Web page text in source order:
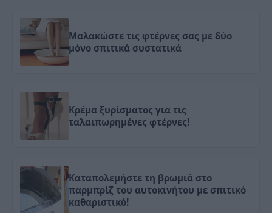
Μαλακώστε τις φτέρνες σας με δύο
μόνο σπιτικά συστατικά
Κρέμα ξυρίσματος για τις
ταλαιπωρημένες φτέρνες!
Καταπολεμήστε τη βρωμιά στο
παρμπρίζ του αυτοκινήτου με σπιτικό
καθαριστικό!